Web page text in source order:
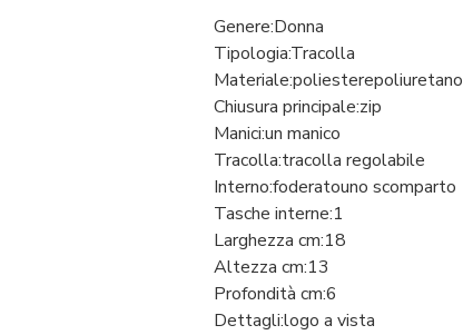
Genere:Donna
Tipologia:Tracolla
Materiale:poliesterepoliuretano
Chiusura principale:zip
Manici:un manico
Tracolla:tracolla regolabile
Interno:foderatouno scomparto
Tasche interne:1
Larghezza cm:18
Altezza cm:13
Profondità cm:6
Dettagli:logo a vista